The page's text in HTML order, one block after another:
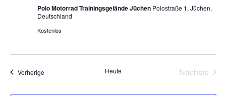
Polo Motorrad Trainingsgelände Jüchen Polostraße 1, Jüchen,
Deutschland
Kostenlos
VorherigeVeranstaltungen Heute Nächste